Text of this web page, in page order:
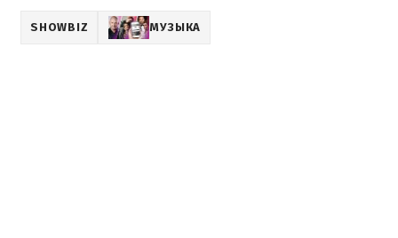
SHOWBIZ МУЗЫКА